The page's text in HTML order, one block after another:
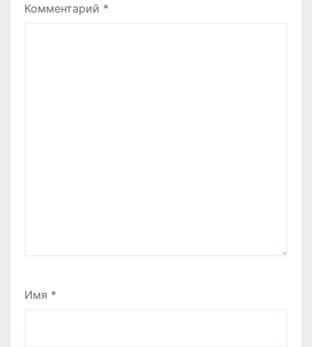
Комментарий *
Имя *